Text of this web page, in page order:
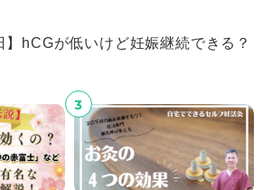
】hCGが低いけど妊娠継続できる？
3